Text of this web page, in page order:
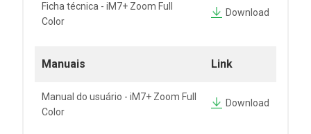
Ficha técnica - iM7+ Zoom Full
Color
Download
Manuais Link
Manual do usuário - iM7+ Zoom Full
Color
Download